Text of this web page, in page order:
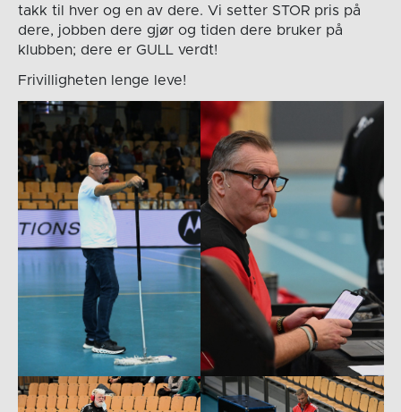
takk til hver og en av dere. Vi setter STOR pris på
dere, jobben dere gjør og tiden dere bruker på
klubben; dere er GULL verdt!
Frivilligheten lenge leve!